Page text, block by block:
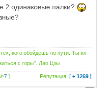
2 одинаковые палки?
кого обойдешь по пути. Ты их
с горы". Лао Цзы
7 ] Репутация: [+ 1269 ]